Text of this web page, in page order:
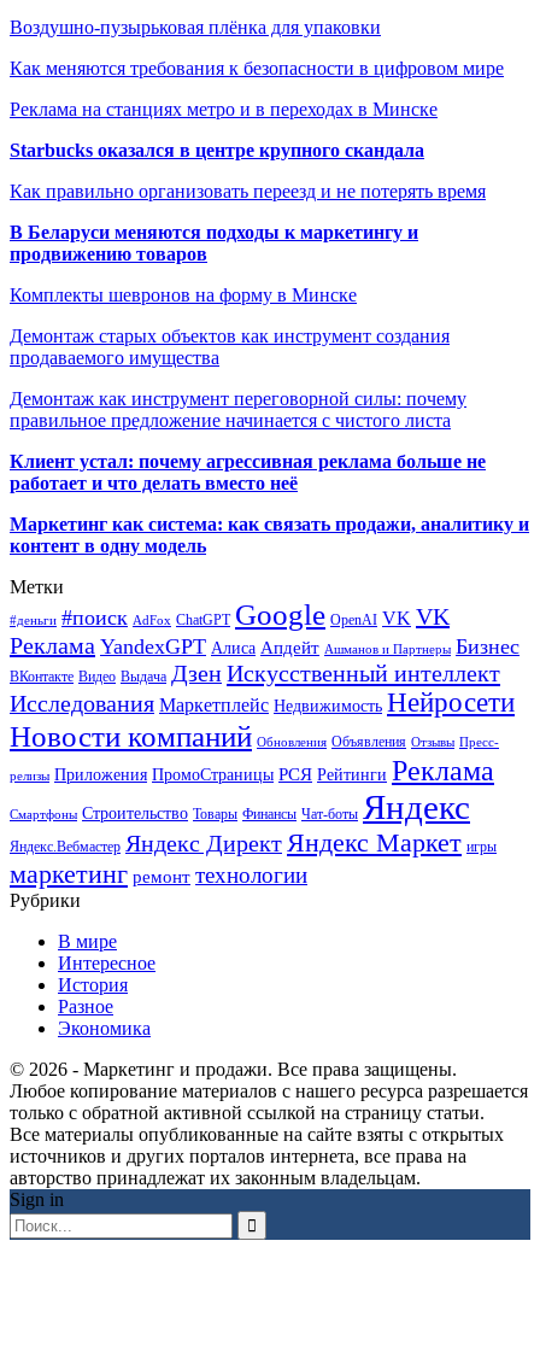
Воздушно-пузырьковая плёнка для упаковки
Как меняются требования к безопасности в цифровом мире
Реклама на станциях метро и в переходах в Минске
Starbucks оказался в центре крупного скандала
Как правильно организовать переезд и не потерять время
В Беларуси меняются подходы к маркетингу и
продвижению товаров
Комплекты шевронов на форму в Минске
Демонтаж старых объектов как инструмент создания
продаваемого имущества
Демонтаж как инструмент переговорной силы: почему
правильное предложение начинается с чистого листа
Клиент устал: почему агрессивная реклама больше не
работает и что делать вместо неё
Маркетинг как система: как связать продажи, аналитику и
контент в одну модель
Метки
#деньги #поиск AdFox ChatGPT Google OpenAI VK VK
Реклама YandexGPT Алиса Апдейт Ашманов и Партнеры Бизнес
ВКонтакте Видео Выдача ДзенИскусственный интеллект
Исследования Маркетплейс Недвижимость Нейросети
Новости компаний Обновления Объявления Отзывы Пресс-
релизы Приложения ПромоСтраницы РСЯ Рейтинги Реклама
Смартфоны Строительство Товары Финансы Чат-боты Яндекс
Яндекс.Вебмастер Яндекс Директ Яндекс Маркет игры
маркетинг ремонт технологии
Рубрики
В мире
Интересное
История
Разное
Экономика
© 2026 - Маркетинг и продажи. Все права защищены.
Любое копирование материалов с нашего ресурса разрешается
только с обратной активной ссылкой на страницу статьи.
Все материалы опубликованные на сайте взяты с открытых
источников и других порталов интернета, все права на
авторство принадлежат их законным владельцам.
Sign in